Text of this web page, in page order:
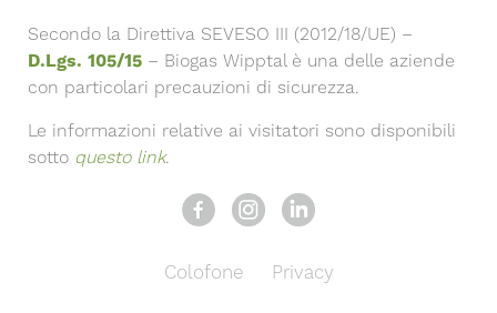
Secondo la Direttiva SEVESO III (2012/18/UE) –
D.Lgs. 105/15 – Biogas Wipptal è una delle aziende
con particolari precauzioni di sicurezza.
Le informazioni relative ai visitatori sono disponibili
sotto questo link.
Colofone Privacy